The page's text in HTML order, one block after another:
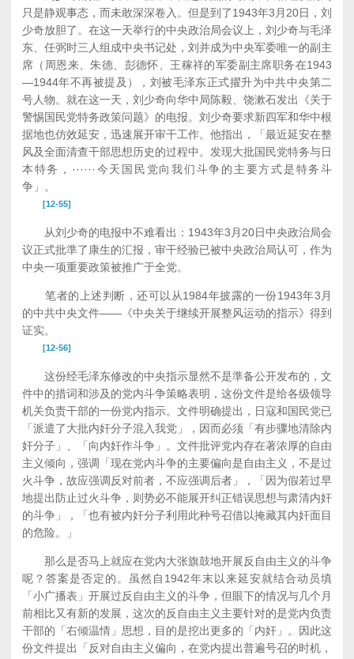
只是静观事态，而未敢深深卷入。但是到了1943年3月20日，刘
少奇放胆了。在这一天举行的中央政治局会议上，刘少奇与毛泽
东、任弼时三人组成中央书记处，刘并成为中央军委唯一的副主
席（周恩来、朱德、彭德怀、王稼祥的军委副主席职务在1943
—1944年不再被提及），刘被毛泽东正式擢升为中共中央第二
号人物。就在这一天，刘少奇向华中局陈毅、饶漱石发出《关于
警惕国民党特务政策问题》的电报。刘少奇要求新四军和华中根
据地也仿效延安，迅速展开审干工作。他指出，「最近延安在整
风及全面清查干部思想历史的过程中。发现大批国民党特务与日
本特务，······今天国民党向我们斗争的主要方式是特务斗
争」。
[12-55]
从刘少奇的电报中不难看出：1943年3月20日中央政治局会
议正式批準了康生的汇报，审干经验已被中央政治局认可，作为
中央一项重要政策被推广于全党。
笔者的上述判断，还可以从1984年披露的一份1943年3月
的中共中央文件——《中央关于继续开展整风运动的指示》得到
证实。
[12-56]
这份经毛泽东修改的中央指示显然不是準备公开发布的，文
件中的措词和涉及的党内斗争策略表明，这份文件是给各级领导
机关负责干部的一份党内指示。文件明确提出，日寇和国民党已
「派遣了大批内奸分子混入我党」，因而必须「有步骤地清除内
奸分子」、「向内奸作斗争」。文件批评党内存在著浓厚的自由
主义倾向，强调「现在党内斗争的主要偏向是自由主义，不是过
火斗争，故应强调反对前者，不应强调后者」，「因为假若过早
地提出防止过火斗争，则势必不能展开纠正错误思想与肃清内奸
的斗争」，「也有被内奸分子利用此种号召借以掩藏其内奸面目
的危险。」
那么是否马上就应在党内大张旗鼓地开展反自由主义的斗争
呢？答案是否定的。虽然自1942年末以来延安就结合动员填
「小广播表」开展过反自由主义的斗争，但眼下的情况与几个月
前相比又有新的发展，这次的反自由主义主要针对的是党内负责
干部的「右倾温情」思想，目的是挖出更多的「内奸」。因此这
份文件提出「反对自由主义偏向，在党内提出普遍号召的时机，